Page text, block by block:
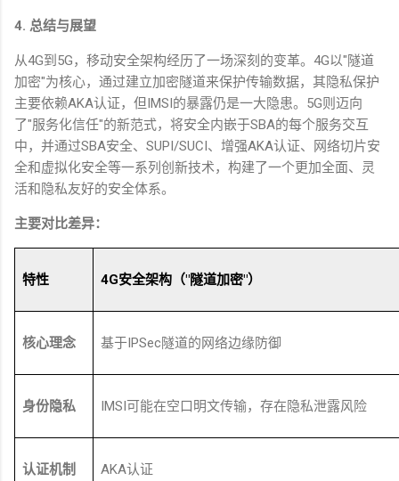
4. 总结与展望
从4G到 5G，移动安全架构经历了一场深刻的变革。 4G以"隧道
加密"为核心，通过建立加密隧道来保护传输数据，其隐私保护
主要依赖AKA认证，但IMSI的暴露仍是一大隐患。 5G则迈向
了"服务化信任"的新范式，将安全内嵌于SBA的每个服务交互
中，并通过SBA安全、 SUPI/SUCI、增强AKA认证、网络切片安
全和虚拟化安全等一系列创新技术，构建了一个更加全面、灵
活和隐私友好的安全体系。
主要对比差异：
特性 4G安全架构（"隧道加密"）
核心理念 基于IPSec隧道的网络边缘防御
身份隐私 IMSI可能在空口明文传输，存在隐私泄露风险
认证机制 AKA认证